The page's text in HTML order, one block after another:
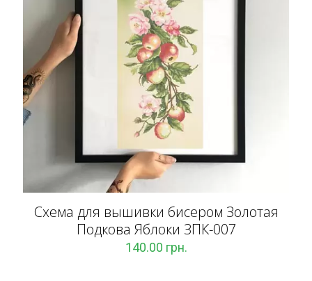
Схема для вышивки бисером Золотая
Подкова Яблоки ЗПК-007
140.00 грн.